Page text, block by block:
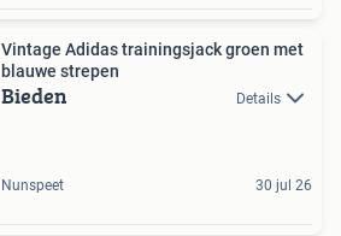
Vintage Adidas trainingsjack groen met
blauwe strepen
Bieden Details
Nunspeet 30 jul 26